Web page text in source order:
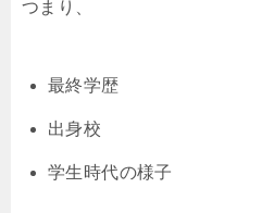
つまり、
最終学歴
出身校
学生時代の様子